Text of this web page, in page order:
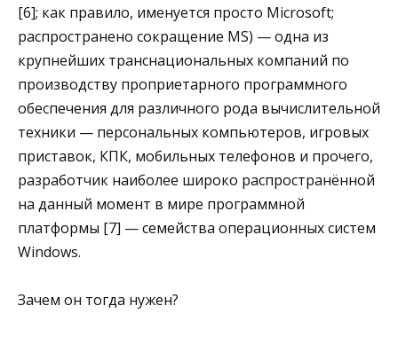
[6]; как правило, именуется просто Microsoft;
распространено сокращение MS) — одна из
крупнейших транснациональных компаний по
производству проприетарного программного
обеспечения для различного рода вычислительной
техники — персональных компьютеров, игровых
приставок, КПК, мобильных телефонов и прочего,
разработчик наиболее широко распространённой
на данный момент в мире программной
платформы [7] — семейства операционных систем
Windows.
Зачем он тогда нужен?